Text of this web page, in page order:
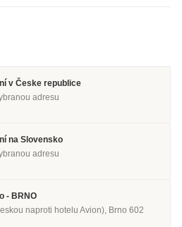
v Česke republice
adresu
na Slovensko
adresu
- BRNO
naproti hotelu Avion), Brno 602